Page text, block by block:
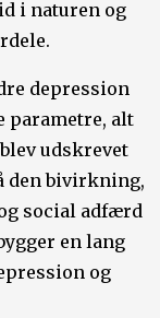
i naturen og
depression
parametre, alt
udskrevet
den bivirkning,
social adfærd
en lang
og